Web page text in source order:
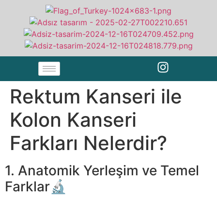
Rektum Kanseri ile
Kolon Kanseri
Farkları Nelerdir?
1. Anatomik Yerleşim ve Temel
Farklar🔬